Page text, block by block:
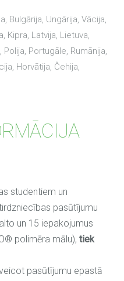
Bulgārija, Ungārija, Vācija,
Kipra, Latvija, Lietuva,
Portugāle, Rumānija,
Horvātija, Čehija,
studentiem un
pasūtījumu
un 15 iepakojumus
polimēra mālu), tiek
pasūtījumu epastā